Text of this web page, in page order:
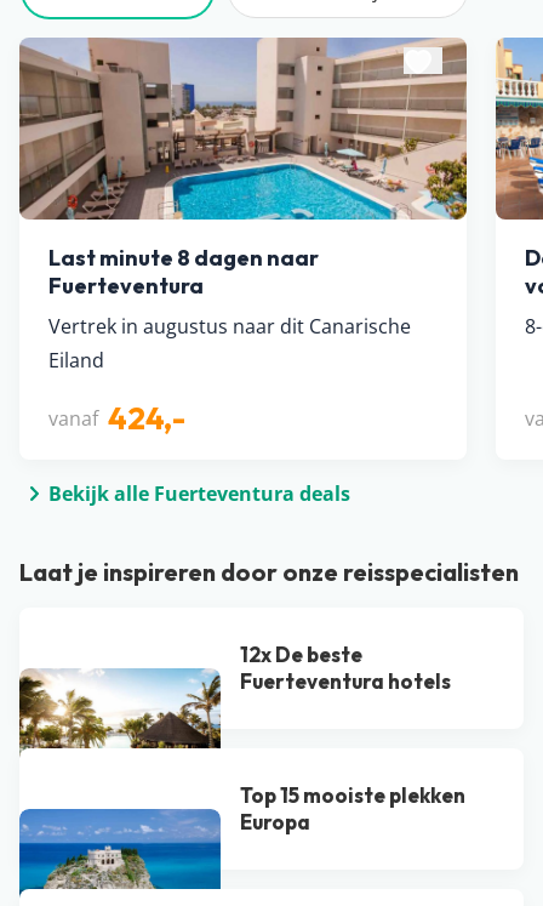
Last minute 8 dagen naar
Fuerteventura
Vertrek in augustus naar dit Canarische
Eiland
vanaf 424,-
Bekijk alle Fuerteventura deals
Laat je inspireren door onze reisspecialisten
12x De beste
Fuerteventura hotels
Top 15 mooiste plekken
Europa